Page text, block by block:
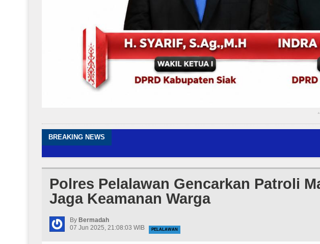
▴
BREAKING NEWS
Kapolres
Polres Pelalawan Gencarkan Patroli
Jaga Keamanan Warga
By Bermadah
07 Jun 2025, 21:08:03 WIB
PELALAWAN